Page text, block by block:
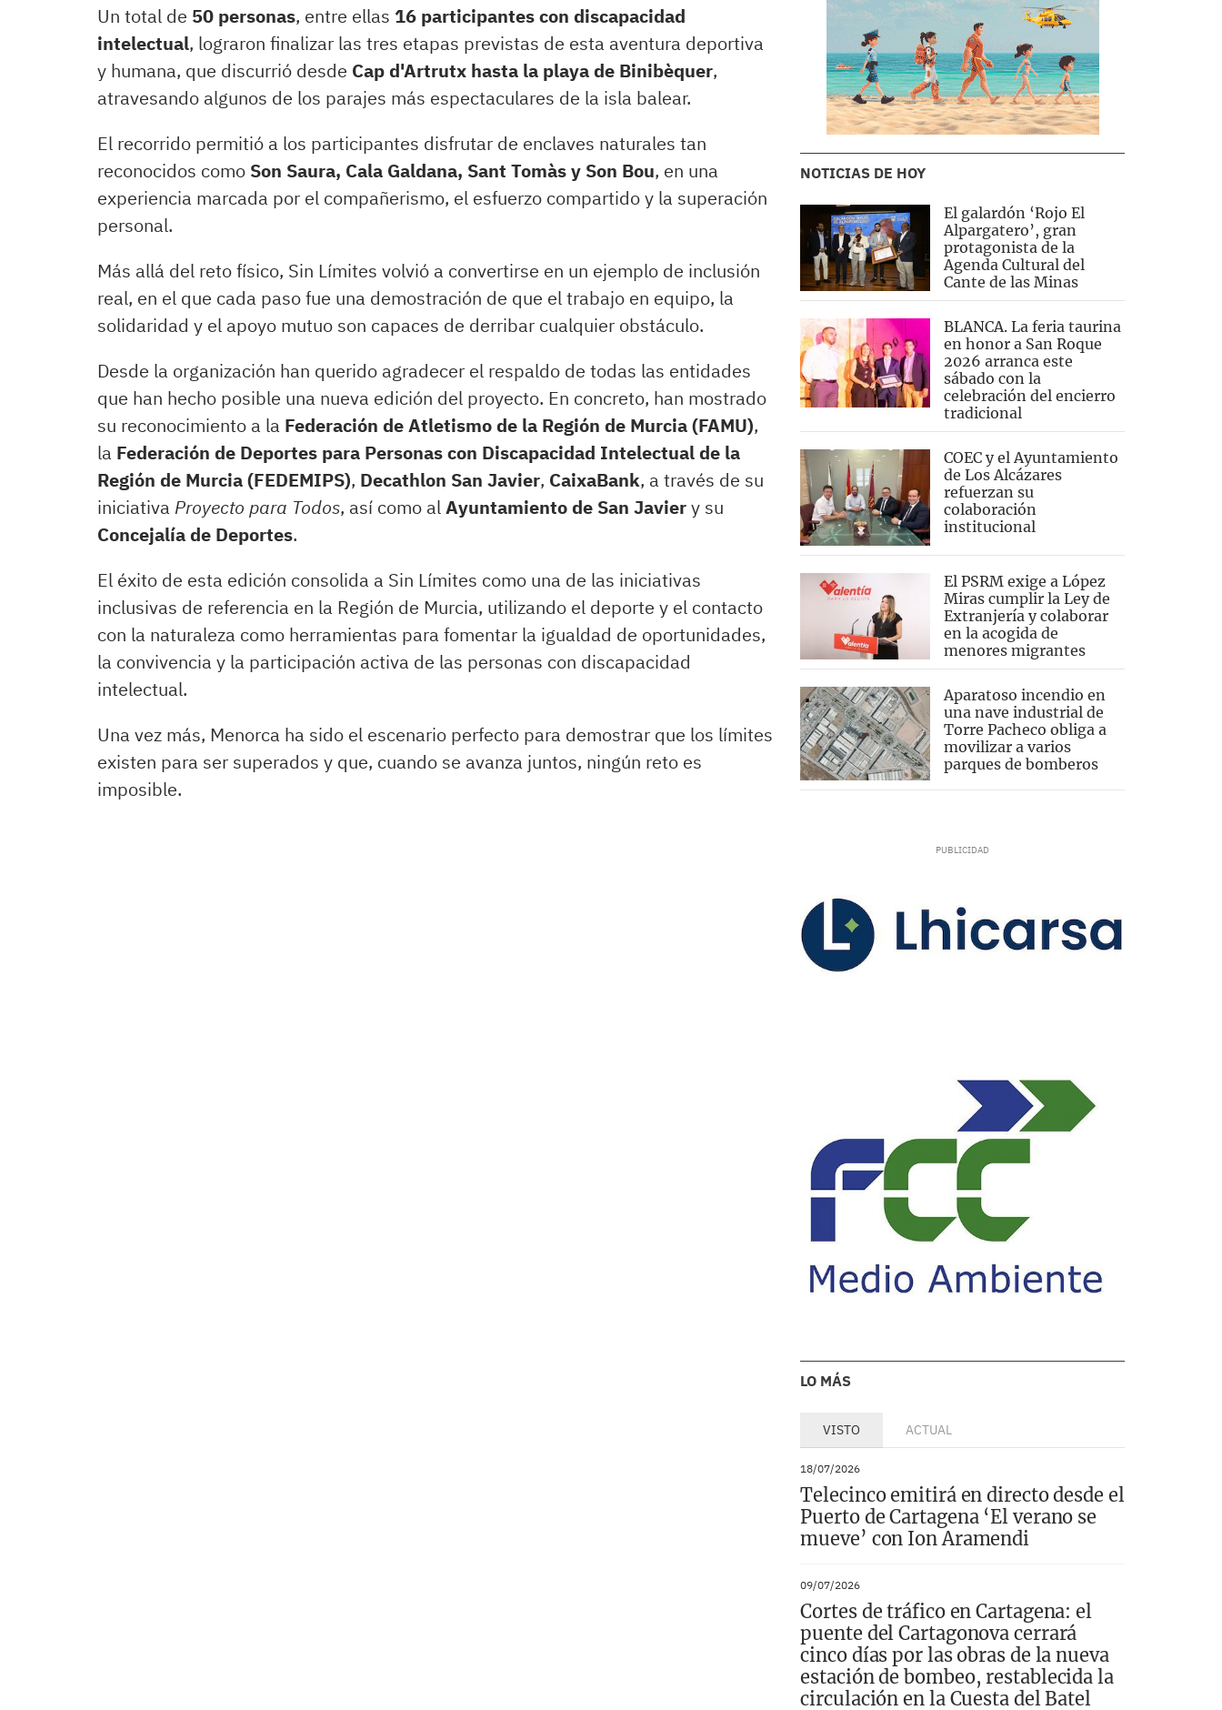
Un total de 50 personas, entre ellas 16 participantes con discapacidad
intelectual, lograron finalizar las tres etapas previstas de esta aventura deportiva
y humana, que discurrió desde Cap d'Artrutx hasta la playa de Binibèquer,
atravesando algunos de los parajes más espectaculares de la isla balear.
El recorrido permitió a los participantes disfrutar de enclaves naturales tan
reconocidos como Son Saura, Cala Galdana, Sant Tomàs y Son Bou, en una
experiencia marcada por el compañerismo, el esfuerzo compartido y la superación
personal.
Más allá del reto físico, Sin Límites volvió a convertirse en un ejemplo de inclusión
real, en el que cada paso fue una demostración de que el trabajo en equipo, la
solidaridad y el apoyo mutuo son capaces de derribar cualquier obstáculo.
Desde la organización han querido agradecer el respaldo de todas las entidades
que han hecho posible una nueva edición del proyecto. En concreto, han mostrado
su reconocimiento a la Federación de Atletismo de la Región de Murcia (FAMU),
la Federación de Deportes para Personas con Discapacidad Intelectual de la
Región de Murcia (FEDEMIPS), Decathlon San Javier, CaixaBank, a través de su
iniciativa Proyecto para Todos, así como alAyuntamiento de San Javiery su
Concejalía de Deportes.
El éxito de esta edición consolida a Sin Límites como una de las iniciativas
inclusivas de referencia en la Región de Murcia, utilizando el deporte y el contacto
con la naturaleza como herramientas para fomentar la igualdad de oportunidades,
la convivencia y la participación activa de las personas con discapacidad
intelectual.
Una vez más, Menorca ha sido el escenario perfecto para demostrar que los límites
existen para ser superados y que, cuando se avanza juntos, ningún reto es
imposible.
NOTICIAS DE HOY
El galardón ‘Rojo El
Alpargatero’, gran
protagonista de la
Agenda Cultural del
Cante de las Minas
BLANCA. La feria taurina
en honor a San Roque
2026 arranca este
sábado con la
celebración del encierro
tradicional
COEC y el Ayuntamiento
de Los Alcázares
refuerzan su
colaboración
institucional
El PSRM exige a López
Miras cumplir la Ley de
Extranjería y colaborar
en la acogida de
menores migrantes
Aparatoso incendio en
una nave industrial de
Torre Pacheco obliga a
movilizar a varios
parques de bomberos
LO MÁS
VISTO ACTUAL
18/07/2026
Telecinco emitirá en directo desde el
Puerto de Cartagena ‘El verano se
mueve’ con Ion Aramendi
09/07/2026
Cortes de tráfico en Cartagena: el
puente del Cartagonova cerrará
cinco días por las obras de la nueva
estación de bombeo, restablecida la
circulación en la Cuesta del Batel